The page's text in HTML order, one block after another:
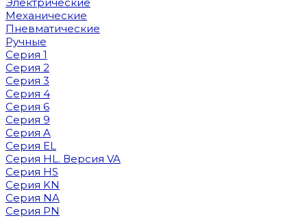
Механические
Пневматические
Ручные
Серия 1
Серия 2
Серия 3
Серия 4
Серия 6
Серия 9
Серия A
Серия EL
Серия HL. Версия VA
Серия HS
Серия KN
Серия NA
Серия PN